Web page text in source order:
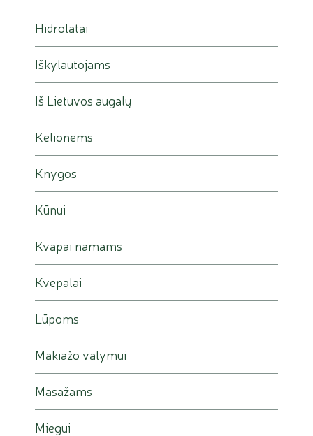
Hidrolatai
Iškylautojams
Iš Lietuvos augalų
Kelionėms
Knygos
Kūnui
Kvapai namams
Kvepalai
Lūpoms
Makiažo valymui
Masažams
Miegui